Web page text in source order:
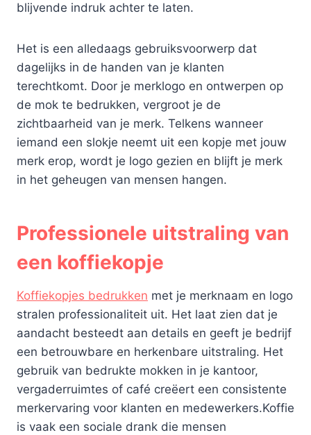
blijvende indruk achter te laten.
Het is een alledaags gebruiksvoorwerp dat
dagelijks in de handen van je klanten
terechtkomt. Door je merklogo en ontwerpen op
de mok te bedrukken, vergroot je de
zichtbaarheid van je merk. Telkens wanneer
iemand een slokje neemt uit een kopje met jouw
merk erop, wordt je logo gezien en blijft je merk
in het geheugen van mensen hangen.
Professionele uitstraling van
een koffiekopje
Koffiekopjes bedrukken met je merknaam en logo
stralen professionaliteit uit. Het laat zien dat je
aandacht besteedt aan details en geeft je bedrijf
een betrouwbare en herkenbare uitstraling. Het
gebruik van bedrukte mokken in je kantoor,
vergaderruimtes of café creëert een consistente
merkervaring voor klanten en medewerkers.Koffie
is vaak een sociale drank die mensen